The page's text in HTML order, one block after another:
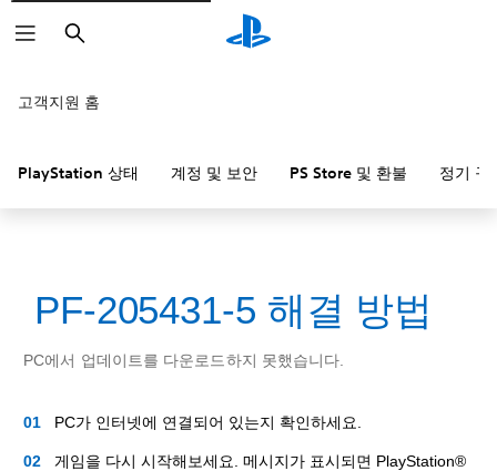
검
색
고객지원 홈
PlayStation 상태 계정 및 보안 PS Store 및 환불 정기 구
PF-205431-5 해결 방법
PC에서 업데이트를 다운로드하지 못했습니다.
PC가 인터넷에 연결되어 있는지 확인하세요.
게임을 다시 시작해보세요. 메시지가 표시되면 PlayStation®